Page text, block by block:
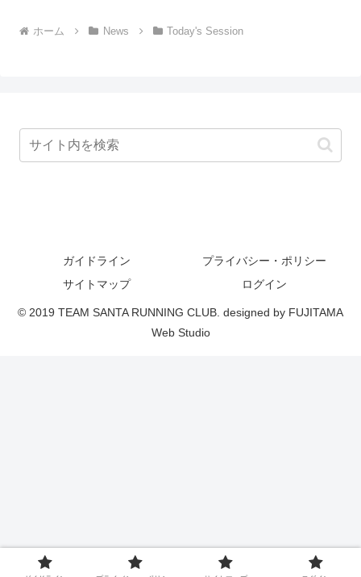
ホーム News Today's Session
ガイドライン
プライバシー・ポリシー
サイトマップ
ログイン
© 2019 TEAM SANTA RUNNING CLUB. designed by FUJITAMA
Web Studio